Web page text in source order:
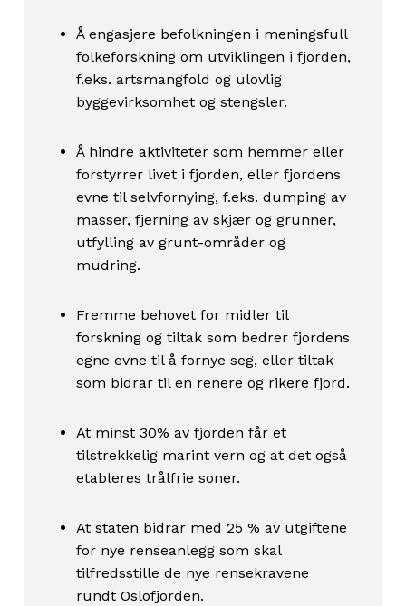
Å engasjere befolkningen i meningsfull
folkeforskning om utviklingen i fjorden,
f.eks. artsmangfold og ulovlig
byggevirksomhet og stengsler.
Å hindre aktiviteter som hemmer eller
forstyrrer livet i fjorden, eller fjordens
evne til selvfornying, f.eks. dumping av
masser, fjerning av skjær og grunner,
utfylling av grunt-områder og
mudring.
Fremme behovet for midler til
forskning og tiltak som bedrer fjordens
egne evne til å fornye seg, eller tiltak
som bidrar til en renere og rikere fjord.
At minst 30% av fjorden får et
tilstrekkelig marint vern og at det også
etableres trålfrie soner.
At staten bidrar med 25 % av utgiftene
for nye renseanlegg som skal
tilfredsstille de nye rensekravene
rundt Oslofjorden.